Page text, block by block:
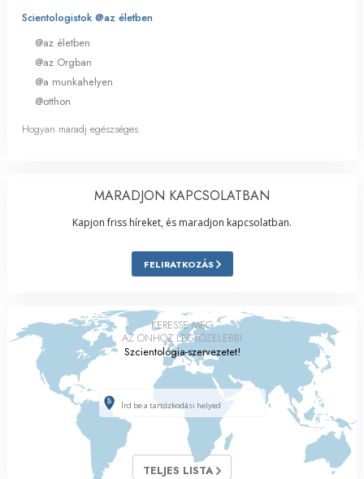
Scientologistok @az életben
@az életben
@az Orgban
@a munkahelyen
@otthon
Hogyan maradj egészséges
MARADJON KAPCSOLATBAN
Kapjon friss híreket, és maradjon kapcsolatban.
FELIRATKOZÁS
KERESSE MEG
AZ ÖNHÖZ LEGKÖZELEBBI
Szcientológia-szervezetet!
TELJES LISTA